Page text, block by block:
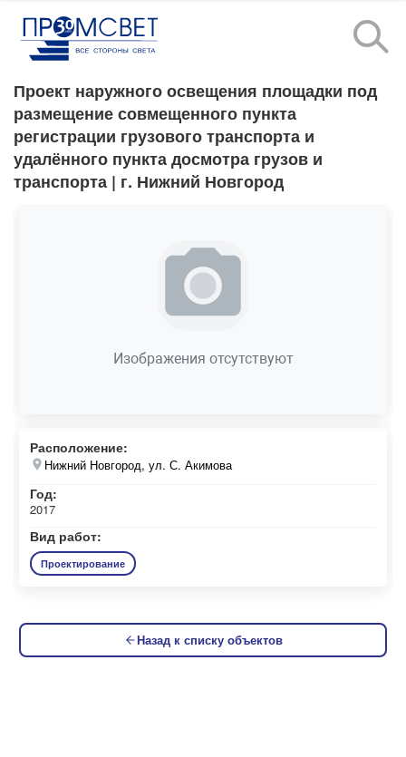
Проект наружного освещения площадки под
размещение совмещенного пункта
регистрации грузового транспорта и
удалённого пункта досмотра грузов и
транспорта | г. Нижний Новгород
Изображения отсутствуют
Расположение:
Нижний Новгород, ул. С. Акимова
Год:
2017
Вид работ:
Проектирование
Назад к списку объектов